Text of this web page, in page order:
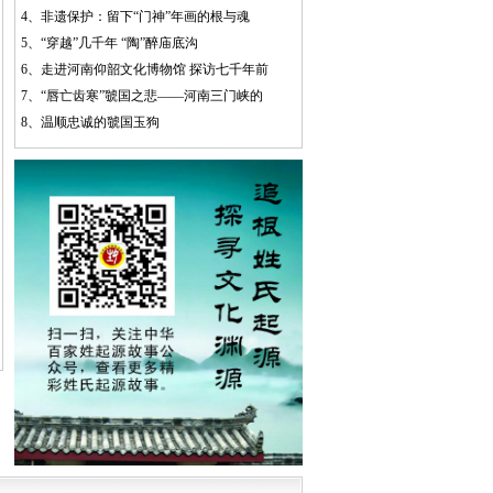
4、 非遗保护：留下“门神”年画的根与魂
5、 “穿越”几千年 “陶”醉庙底沟
6、 走进河南仰韶文化博物馆 探访七千年前
7、 “唇亡齿寒”虢国之悲——河南三门峡的
8、 温顺忠诚的虢国玉狗